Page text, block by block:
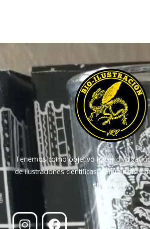
Tenemos como objetivo hacer
de ilustraciones científicas, naturalistas y
en playeras.